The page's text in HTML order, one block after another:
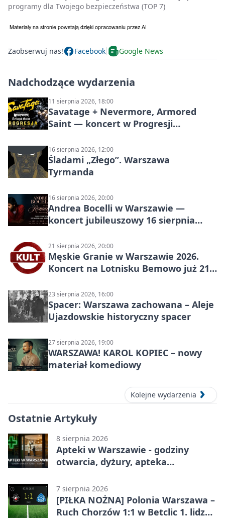
programy dla Twojego bezpieczeństwa (TOP 7)
Zaobserwuj nas! Facebook Google News
Nadchodzące wydarzenia
11 sierpnia 2026, 18:00
Savatage + Nevermore, Armored
Saint — koncert w Progresji
16 sierpnia 2026, 12:00
Śladami „Złego”. Warszawa
Tyrmanda
16 sierpnia 2026, 20:00
Andrea Bocelli w Warszawie —
koncert jubileuszowy 16 sierpnia
21 sierpnia 2026, 20:00
Męskie Granie w Warszawie 2026.
Koncert na Lotnisku Bemowo już 21
23 sierpnia 2026, 16:00
Spacer: Warszawa zachowana – Aleje
Ujazdowskie historyczny spacer
27 sierpnia 2026, 19:00
WARSZAWA! KAROL KOPIEC – nowy
materiał komediowy
Kolejne wydarzenia
Ostatnie Artykuły
8 sierpnia 2026
Apteki w Warszawie - godziny
otwarcia, dyżury, apteka
7 sierpnia 2026
[PIŁKA NOŻNA] Polonia Warszawa –
Ruch Chorzów 1:1 w Betclic 1. lidze.